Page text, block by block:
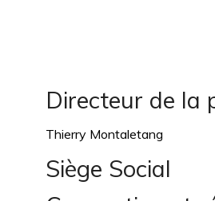
Directeur de la
Thierry Montaletang
Siège Social